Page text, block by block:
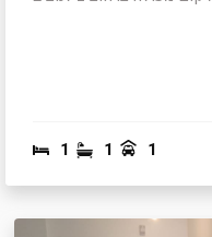
1 1 1